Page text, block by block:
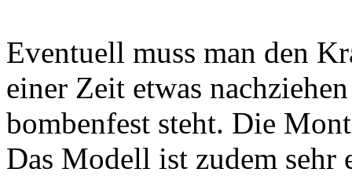
Eventuell muss man den
einer Zeit etwas
bombenfest steht. Die
Das Modell ist zudem sehr